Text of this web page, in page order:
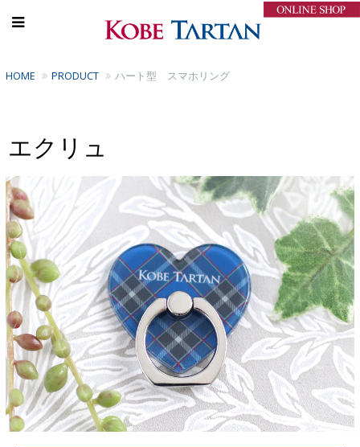
HOME PRODUCT ハート型 スマホリング
エクリュ